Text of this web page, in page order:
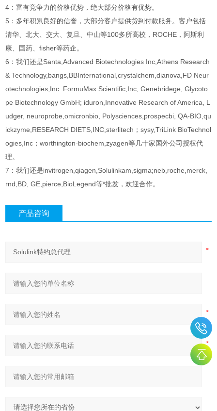
4：富有竞争力的价格优势，绝大部分价格有优势。
5：多年积累良好的信誉，大部分客户提供货到付款服务。客户包括
清华、北大、交大、复旦、中山等100多所高校，ROCHE，阿斯利
康、国药、fisher等药企。
6：我们还是Santa,Advanced Biotechnologies Inc,Athens Research
& Technology,bangs,BBInternational,crystalchem,dianova,FD Neur
otechnologies,Inc. FormuMax Scientific,Inc, Genebridege, Glycoto
pe Biotechnology GmbH; iduron,Innovative Research of America, L
udger, neuroprobe,omicronbio, Polysciences,prospecbi, QA-BIO,qu
ickzyme,RESEARCH DIETS,INC,sterlitech；sysy,TriLink BioTechnol
ogies,Inc；worthington-biochem,zyagen等几十家国外公司授权代
理。
7：我们还是invitrogen,qiagen,Solulinkam,sigma;neb,roche,merck,
rnd,BD, GE,pierce,BioLegend等*批发，欢迎合作。
产品咨询